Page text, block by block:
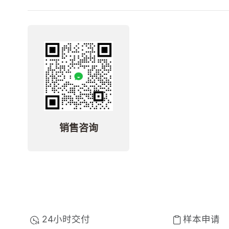
销售咨询
24小时交付 样本申请